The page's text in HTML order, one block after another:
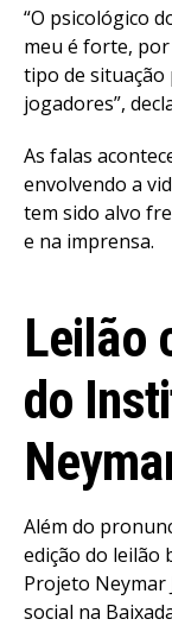
“O psicológico
meu é forte, por
tipo de situação
jogadores”,
As falas
envolvendo a
tem sido alvo
e na imprensa.
Leilão
do
Além do
edição do
Projeto Neymar
social na